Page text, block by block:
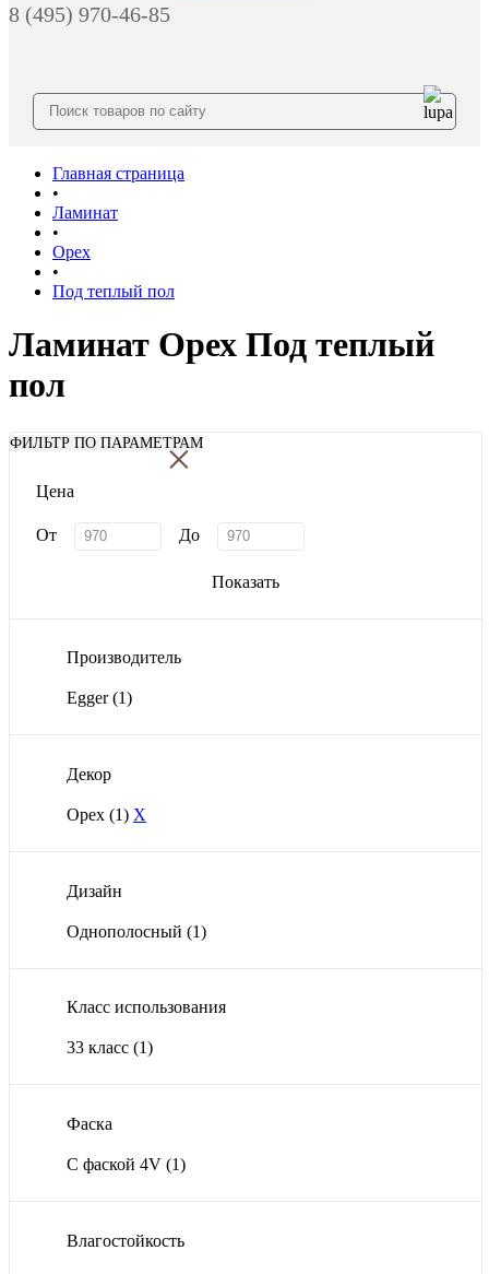
8 (495) 970-46-85
Главная страница
•
Ламинат
•
Орех
•
Под теплый пол
Ламинат Орех Под теплый
пол
ФИЛЬТР ПО ПАРАМЕТРАМ
×
Цена
От До
Показать
Производитель
Egger(1)
Декор
Орех (1) X
Дизайн
Однополосный (1)
Класс использования
33 класс (1)
Фаска
С фаской 4V (1)
Влагостойкость